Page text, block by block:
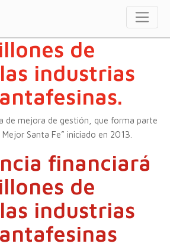
financiará
de
industrias
de mejora de gestión, que forma parte
Santa Fe” iniciado en 2013.
financiará
de
industrias